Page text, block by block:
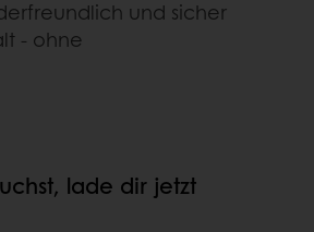
und sicher
- ohne
lade dir jetzt